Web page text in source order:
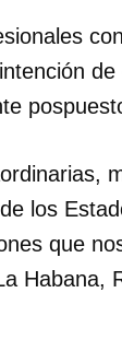
sesión
los
que
Habana,